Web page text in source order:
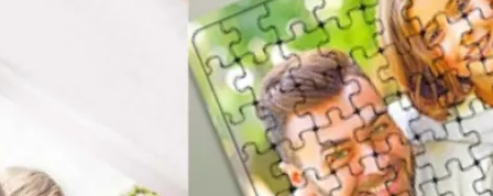
Pet Malzemeleri